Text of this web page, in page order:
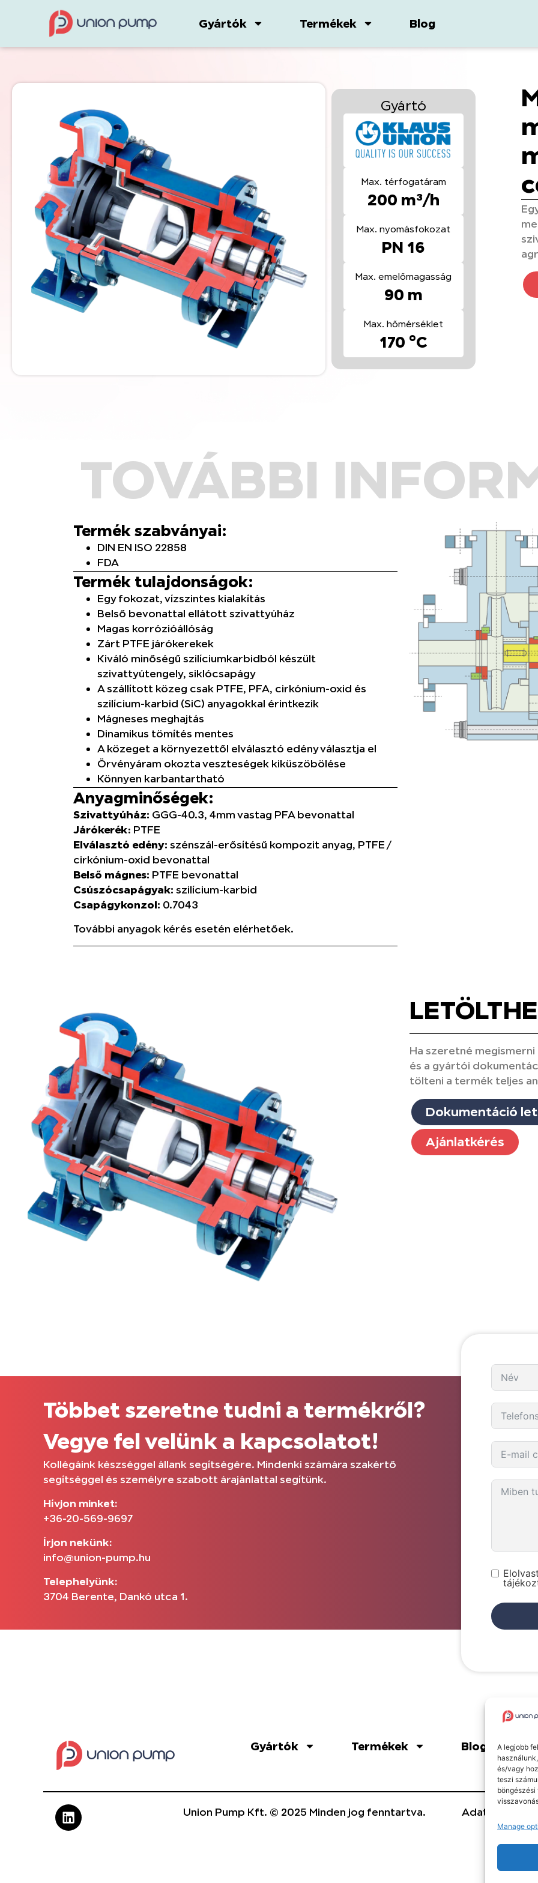
A legjobb
és/vagy
teszi
Manage
Gyártók Termékek Blog
Gyártó
Max. térfogatáram
200 m³/h
Max. nyomásfokozat
PN 16
Max. emelőmagasság
90 m
Max. hőmérséklet
170 °C
TOVÁBBI
Termék szabványai:
DIN EN ISO 22858
FDA
Termék tulajdonságok:
Egy fokozat, vízszintes kialakítás
Belső bevonattal ellátott szivattyúház
Magas korrózióállóság
Zárt PTFE járókerekek
Kiváló minőségű szilíciumkarbidból készült
szivattyútengely, siklócsapágy
A szállított közeg csak PTFE, PFA, cirkónium-oxid és
szilícium-karbid (SiC) anyagokkal érintkezik
Mágneses meghajtás
Dinamikus tömítés mentes
A közeget a környezettől elválasztó edény választja el
Örvényáram okozta veszteségek kiküszöbölése
Könnyen karbantartható
Anyagminőségek:
Szivattyúház: GGG-40.3, 4mm vastag PFA bevonattal
Járókerék: PTFE
Elválasztó edény: szénszál-erősítésű kompozit anyag, PTFE /
cirkónium-oxid bevonattal
Belső mágnes: PTFE bevonattal
Csúszócsapágyak: szilícium-karbid
Csapágykonzol: 0.7043
További anyagok kérés esetén elérhetőek.
Ha szeretné
és a gyártói
tölteni a termék teljes
Dokumentáció
Ajánlatkérés
Többet szeretne tudni a termékről?
Vegye fel velünk a kapcsolatot!
Kollégáink készséggel állank segítségére. Mindenki számára szakértő
segítséggel és személyre szabott árajánlattal segítünk.
Hívjon minket:
+36-20-569-9697
Írjon nekünk:
info@union-pump.hu
Telephelyünk:
3704 Berente, Dankó utca 1.
Gyártók Termékek Blog
Union Pump Kft. © 2025 Minden jog fenntartva. Adatvédelmi